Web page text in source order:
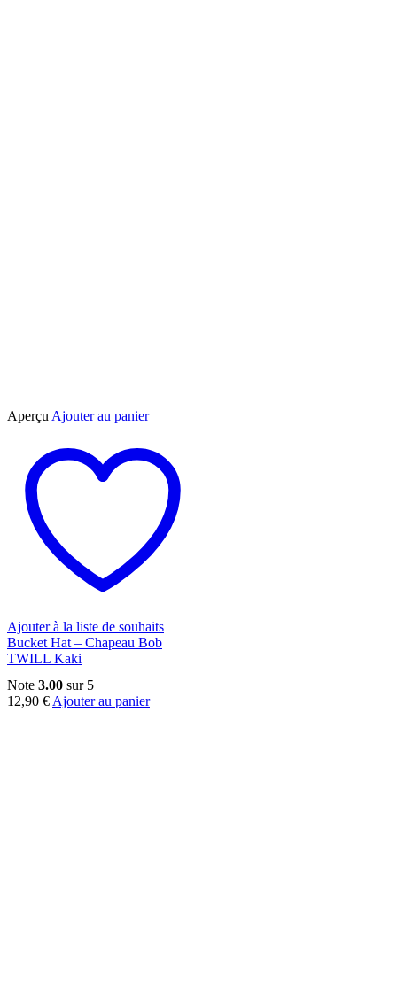
AperçuAjouter au panier
Ajouter à la liste de souhaits
Bucket Hat – Chapeau Bob
TWILL Kaki
Note 3.00 sur 5
12,90 € Ajouter au panier